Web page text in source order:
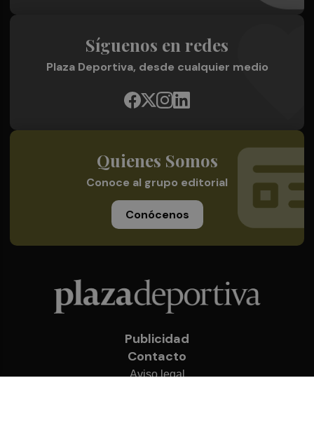
Síguenos en redes
Plaza Deportiva, desde cualquier medio
Quienes Somos
Conoce al grupo editorial
Conócenos
Publicidad
Contacto
Aviso legal